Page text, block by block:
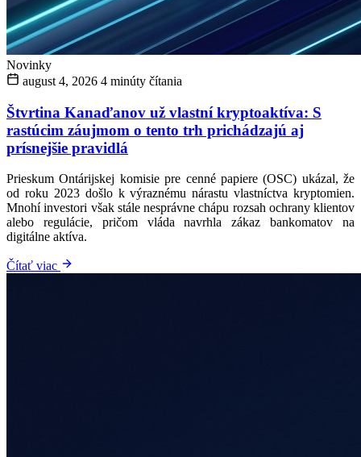
Novinky
august 4, 2026 4 minúty čítania
Štvrtina Kanaďanov už vlastní kryptoaktíva: S
rastúcim záujmom o tento trh prichádzajú aj
prísnejšie pravidlá
Prieskum Ontárijskej komisie pre cenné papiere (OSC) ukázal, že
od roku 2023 došlo k výraznému nárastu vlastníctva kryptomien.
Mnohí investori však stále nesprávne chápu rozsah ochrany klientov
alebo regulácie, pričom vláda navrhla zákaz bankomatov na
digitálne aktíva.
Čítať viac